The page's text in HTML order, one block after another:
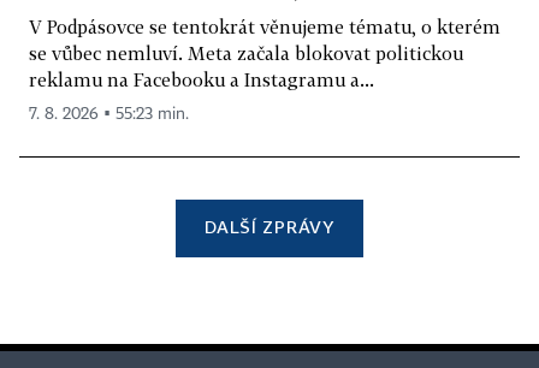
V Podpásovce se tentokrát věnujeme tématu, o kterém
se vůbec nemluví. Meta začala blokovat politickou
reklamu na Facebooku a Instagramu a...
7. 8. 2026 ▪ 55:23 min.
DALŠÍ ZPRÁVY